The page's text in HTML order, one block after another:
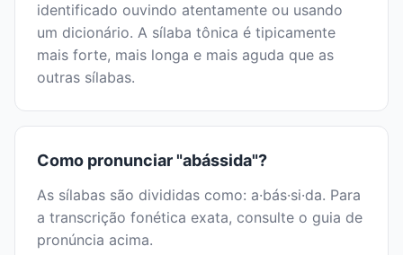
identificado ouvindo atentamente ou usando
um dicionário. A sílaba tônica é tipicamente
mais forte, mais longa e mais aguda que as
outras sílabas.
Como pronunciar "abássida"?
As sílabas são divididas como: a·bás·si·da. Para
a transcrição fonética exata, consulte o guia de
pronúncia acima.